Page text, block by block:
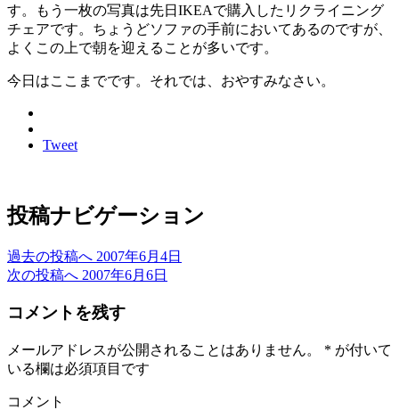
す。もう一枚の写真は先日IKEAで購入したリクライニング
チェアです。ちょうどソファの手前においてあるのですが、
よくこの上で朝を迎えることが多いです。
今日はここまでです。それでは、おやすみなさい。
Tweet
投稿ナビゲーション
過去の投稿へ 2007年6月4日
次の投稿へ 2007年6月6日
コメントを残す
メールアドレスが公開されることはありません。 * が付いて
いる欄は必須項目です
コメント